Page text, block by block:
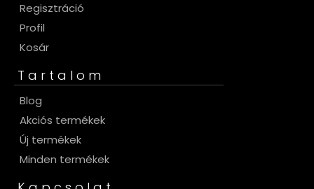
Regisztráció
Profil
Kosár
Tartalom
Blog
Akciós termékek
Új termékek
Minden termékek